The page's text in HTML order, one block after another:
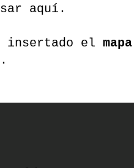
aquí .
insertado el mapa